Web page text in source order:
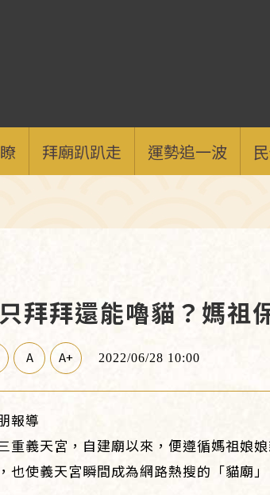
拜廟趴趴走 運勢追一波
拜拜還能嚕貓？媽祖
A A+ 2022/06/28 10:00
報導
重義天宮，自建廟以來，便遵循媽祖娘
也使義天宮瞬間成為網路熱搜的「貓廟」